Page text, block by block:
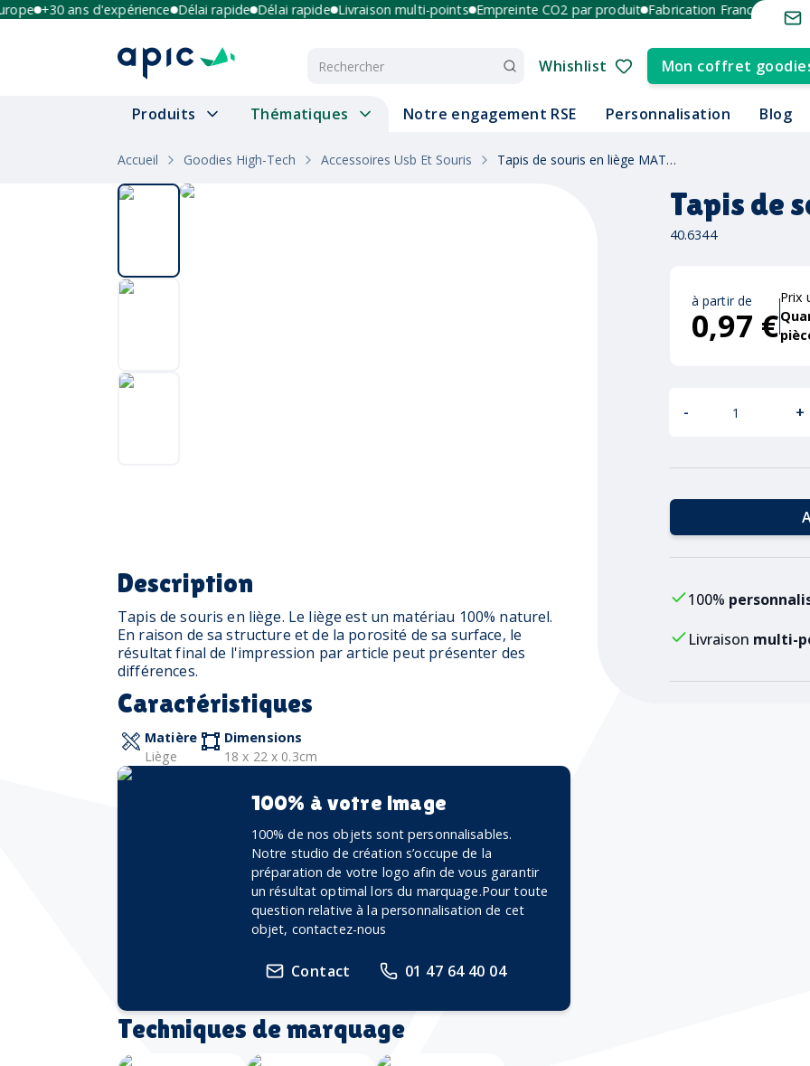
+30 ans d'expérience Délai rapide Délai rapide Livraison multi-points Empreinte CO2 par produit Fabrication France et Europe
Whishlist Mon coffret
Produits Thématiques Notre engagement RSE Personnalisation Blog
Accueil Goodies High-Tech Accessoires Usb Et Souris Tapis de souris en liège MATTY
Description
Tapis de souris en liège. Le liège est un matériau 100% naturel.
En raison de sa structure et de la porosité de sa surface, le
résultat final de l'impression par article peut présenter des
différences.
Caractéristiques
Matière
Liège
Dimensions
18 x 22 x 0.3cm
100% à votre image
100% de nos objets sont personnalisables.
Notre studio de création s’occupe de la
préparation de votre logo afin de vous garantir
un résultat optimal lors du marquage.Pour toute
question relative à la personnalisation de cet
objet, contactez-nous
Contact 01 47 64 40 04
Techniques de marquage
Tapis de
40.6344
à partir de
0,97 €
Prix
- +
100%
Livraison multi-